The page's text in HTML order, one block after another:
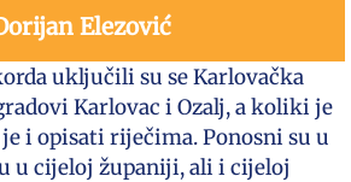
Elezović
uključili su se Karlovačka
Karlovac i Ozalj, a koliki je
i opisati riječima. Ponosni su u
u cijeloj županiji, ali i cijeloj